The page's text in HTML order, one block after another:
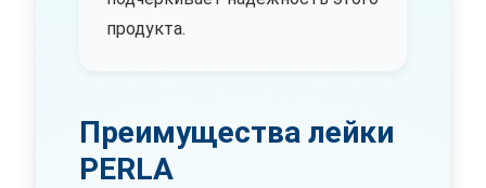
продукта.
Преимущества лейки
PERLA